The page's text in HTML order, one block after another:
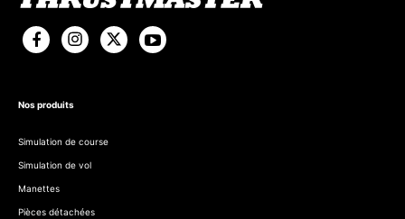
Nos produits
Simulation de course
Simulation de vol
Manettes
Pièces détachées